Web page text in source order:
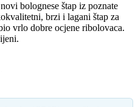
bolognese štap iz poznate
brzi i lagani štap za
vrlo dobre ocjene ribolovaca.